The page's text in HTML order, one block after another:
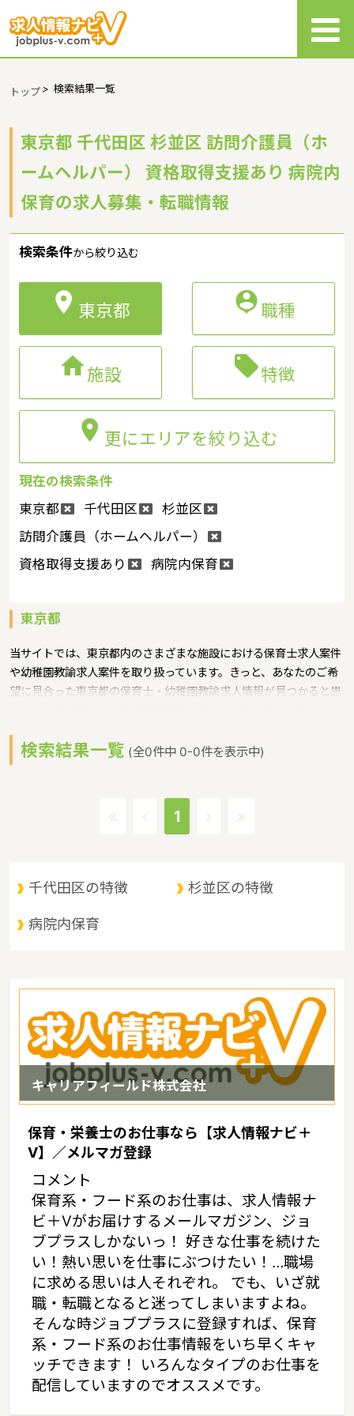
トップ> 検索結果一覧
東京都 千代田区 杉並区 訪問介護員（ホ
ームヘルパー） 資格取得支援あり 病院内
保育の求人募集・転職情報
検索条件から絞り込む
 東京都 職種
施設 特徴
 更にエリアを絞り込む
現在の検索条件
東京都
千代田区
杉並区
訪問介護員（ホームヘルパー）
資格取得支援あり
病院内保育
東京都
当サイトでは、東京都内のさまざまな施設における保育士求人案件
や幼稚園教諭求人案件を取り扱っています。きっと、あなたのご希
望に見合った東京都の保育士・幼稚園教諭求人情報が見つかると思
す。一方で東京都内の膨大な保育園・幼稚園では保育士・幼稚園教
諭が慢性的に不足しているのも事実です。そのような人手不足が顕
士・幼稚園教諭の求人探しは『求人情報ナビ+V』にお任せくださ
検索結果一覧 (全0件中 0-0件を表示中)
1
千代田区の特徴 杉並区の特徴
病院内保育
キャリアフィールド株式会社
保育・栄養士のお仕事なら【求人情報ナビ＋
V】／メルマガ登録
コメント
保育系・フード系のお仕事は、求人情報ナ
ビ＋Vがお届けするメールマガジン、ジョ
ブプラスしかないっ！ 好きな仕事を続けた
い！熱い思いを仕事にぶつけたい！…職場
に求める思いは人それぞれ。 でも、いざ就
職・転職となると迷ってしまいますよね。
そんな時ジョブプラスに登録すれば、保育
系・フード系のお仕事情報をいち早くキャ
ッチできます！ いろんなタイプのお仕事を
配信していますのでオススメです。